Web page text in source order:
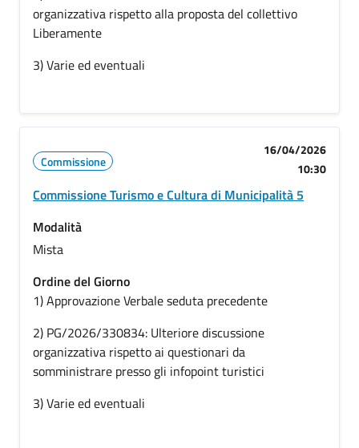
organizzativa rispetto alla proposta del collettivo
Liberamente
3) Varie ed eventuali
Commissione
16/04/2026
10:30
Commissione Turismo e Cultura di Municipalità 5
Modalità
Mista
Ordine del Giorno
1) Approvazione Verbale seduta precedente
2) PG/2026/330834: Ulteriore discussione
organizzativa rispetto ai questionari da
somministrare presso gli infopoint turistici
3) Varie ed eventuali